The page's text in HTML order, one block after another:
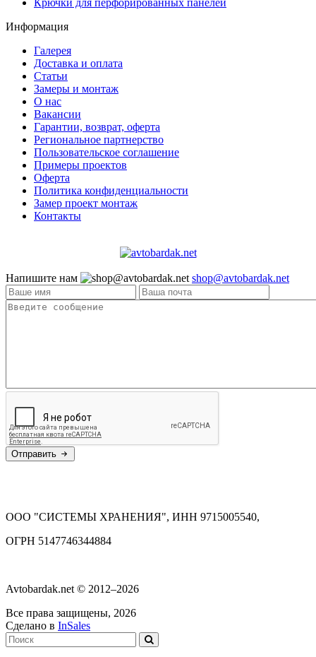
Информация
Галерея
Доставка и оплата
Статьи
Замеры и монтаж
О нас
Вакансии
Гарантии, возврат, оферта
Региональное партнерство
Пользовательское соглашение
Примеры проектов
Оферта
Политика конфиденциальности
Замер проект монтаж
Контакты
Напишите нам shop@avtobardak.net
Отправить
ООО "СИСТЕМЫ ХРАНЕНИЯ", ИНН 9715005540,
ОГРН 5147746344884
Avtobardak.net © 2012–2026
Все права защищены, 2026
Сделано в InSales